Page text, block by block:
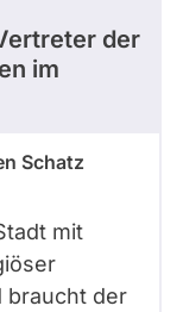
der
im
Schatz
mit
braucht der